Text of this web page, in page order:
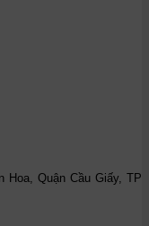
Quận Cầu Giấy, TP